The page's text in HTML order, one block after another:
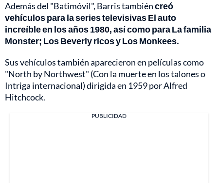
Además del "Batimóvil", Barris tambiéncreó
vehículos para la series televisivas El auto
increíble en los años 1980, así como para La familia
Monster; Los Beverly ricos y Los Monkees.
Sus vehículos también aparecieron en películas como
"North by Northwest" (Con la muerte en los talones o
Intriga internacional) dirigida en 1959 por Alfred
Hitchcock.
PUBLICIDAD